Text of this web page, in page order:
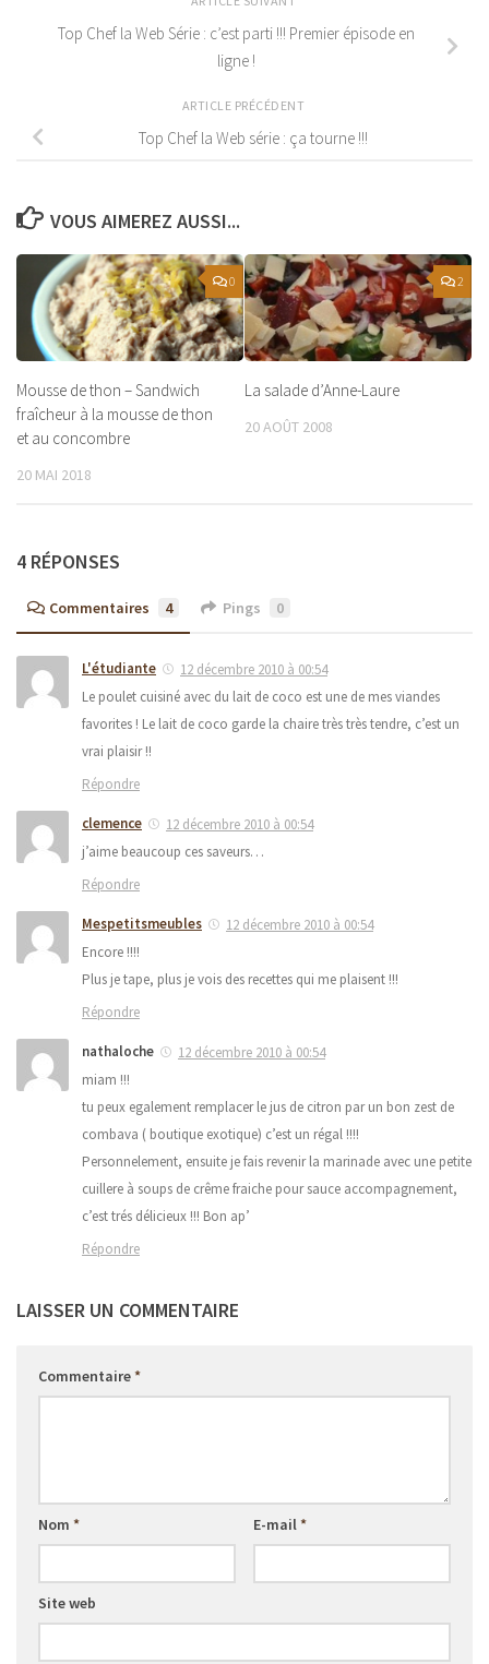
Top Chef la Web Série : c’est parti !!! Premier épisode en
ligne !
ARTICLE PRÉCÉDENT
Top Chef la Web série : ça tourne !!!
VOUS AIMEREZ AUSSI...
0
Mousse de thon – Sandwich
fraîcheur à la mousse de thon
et au concombre
20 MAI 2018
2
La salade d’Anne-Laure
20 AOÛT 2008
4 RÉPONSES
Commentaires 4 Pings 0
L'étudiante
12 décembre 2010 à 00:54
Le poulet cuisiné avec du lait de coco est une de mes viandes
favorites ! Le lait de coco garde la chaire très très tendre, c’est un
vrai plaisir !!
Répondre
clemence
12 décembre 2010 à 00:54
j’aime beaucoup ces saveurs…
Répondre
Mespetitsmeubles
12 décembre 2010 à 00:54
Encore !!!!
Plus je tape, plus je vois des recettes qui me plaisent !!!
Répondre
nathaloche
12 décembre 2010 à 00:54
miam !!!
tu peux egalement remplacer le jus de citron par un bon zest de
combava ( boutique exotique) c’est un régal !!!!
Personnelement, ensuite je fais revenir la marinade avec une petite
cuillere à soups de crême fraiche pour sauce accompagnement,
c’est trés délicieux !!! Bon ap’
Répondre
LAISSER UN COMMENTAIRE
Commentaire*
Nom * E-mail*
Site web